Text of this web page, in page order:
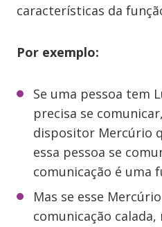
características da
Por exemplo:
Se uma pessoa tem
precisa se
dispositor Mercúrio
essa pessoa se
comunicação é uma
Mas se esse
comunicação